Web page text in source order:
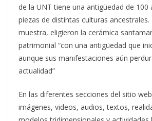
de la UNT tiene una antigüedad de 100
piezas de distintas culturas ancestrales.
muestra, eligieron la cerámica
patrimonial “con una antigüedad que
aunque sus manifestaciones aún
actualidad”
En las diferentes secciones del sitio
imágenes, videos, audios, textos,